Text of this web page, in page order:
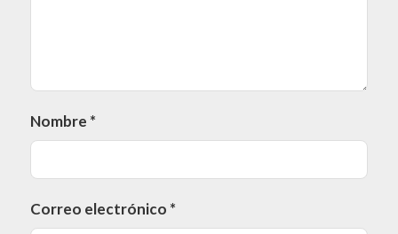
Nombre *
Correo electrónico *